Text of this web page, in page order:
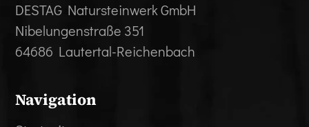
DESTAG Natursteinwerk GmbH
Nibelungenstraße 351
64686 Lautertal-Reichenbach
Navigation